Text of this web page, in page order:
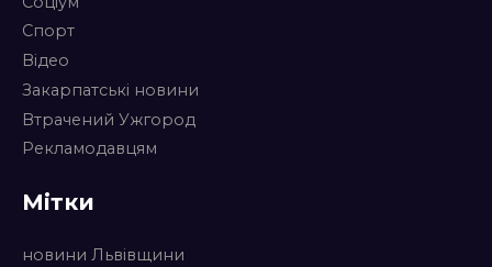
Спорт
Відео
Закарпатські новини
Втрачений Ужгород
Рекламодавцям
Мітки
новини Львівщини